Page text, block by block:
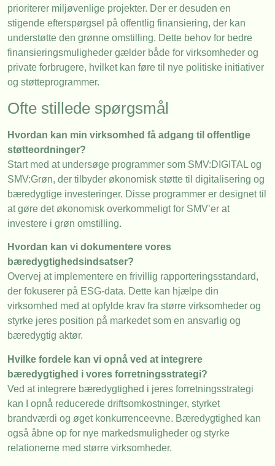
prioriterer miljøvenlige projekter. Der er desuden en
stigende efterspørgsel på offentlig finansiering, der kan
understøtte den grønne omstilling. Dette behov for bedre
finansieringsmuligheder gælder både for virksomheder og
private forbrugere, hvilket kan føre til nye politiske initiativer
og støtteprogrammer.
Ofte stillede spørgsmål
Hvordan kan min virksomhed få adgang til offentlige
støtteordninger?
Start med at undersøge programmer som SMV:DIGITAL og
SMV:Grøn, der tilbyder økonomisk støtte til digitalisering og
bæredygtige investeringer. Disse programmer er designet til
at gøre det økonomisk overkommeligt for SMV’er at
investere i grøn omstilling.
Hvordan kan vi dokumentere vores
bæredygtighedsindsatser?
Overvej at implementere en frivillig rapporteringsstandard,
der fokuserer på ESG-data. Dette kan hjælpe din
virksomhed med at opfylde krav fra større virksomheder og
styrke jeres position på markedet som en ansvarlig og
bæredygtig aktør.
Hvilke fordele kan vi opnå ved at integrere
bæredygtighed i vores forretningsstrategi?
Ved at integrere bæredygtighed i jeres forretningsstrategi
kan I opnå reducerede driftsomkostninger, styrket
brandværdi og øget konkurrenceevne. Bæredygtighed kan
også åbne op for nye markedsmuligheder og styrke
relationerne med større virksomheder.